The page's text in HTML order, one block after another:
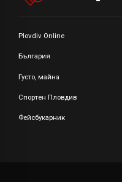
Plovdiv Online
България
Густо, майна
Спортен Пловдив
Фейсбукарник